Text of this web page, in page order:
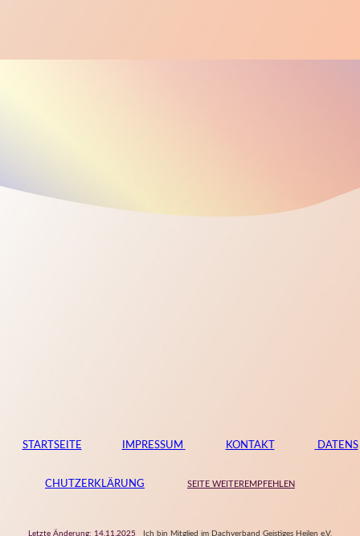
STARTSEITE IMPRESSUM KONTAKT DATENS
CHUTZERKLÄRUNG SEITE WEITEREMPFEHLEN
Letzte Änderung: 14.11.2025 Ich bin Mitglied im Dachverband Geistiges Heilen e.V.